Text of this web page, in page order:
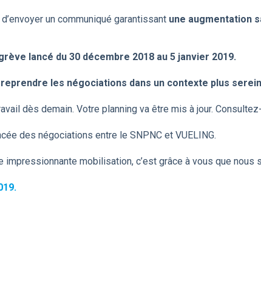
un communiqué garantissant une augmentation
lancé du 30 décembre 2018 au 5 janvier 2019.
les négociations dans un contexte plus
dès demain. Votre planning va être mis à jour.
des négociations entre le SNPNC et VUELING.
impressionnante mobilisation, c’est grâce à vous que nous